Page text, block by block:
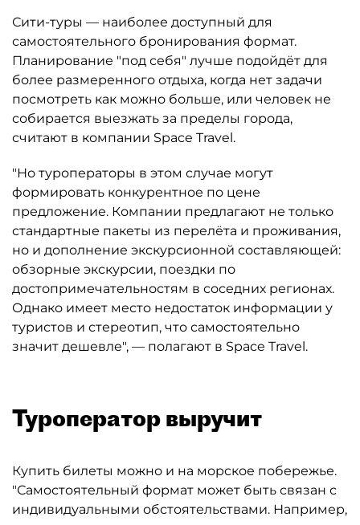
Сити-туры — наиболее доступный для
самостоятельного бронирования формат.
Планирование "под себя" лучше подойдёт для
более размеренного отдыха, когда нет задачи
посмотреть как можно больше, или человек не
собирается выезжать за пределы города,
считают в компании Space Travel.
"Но туроператоры в этом случае могут
формировать конкурентное по цене
предложение. Компании предлагают не только
стандартные пакеты из перелёта и проживания,
но и дополнение экскурсионной составляющей:
обзорные экскурсии, поездки по
достопримечательностям в соседних регионах.
Однако имеет место недостаток информации у
туристов и стереотип, что самостоятельно
значит дешевле", — полагают в Space Travel.
Туроператор выручит
Купить билеты можно и на морское побережье.
"Самостоятельный формат может быть связан с
индивидуальными обстоятельствами. Например,